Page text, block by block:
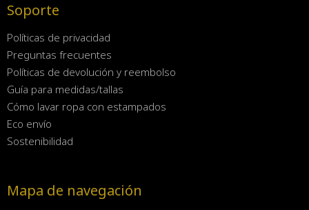
Soporte
Políticas de privacidad
Preguntas frecuentes
Políticas de devolución y reembolso
Guía para medidas/tallas
Cómo lavar ropa con estampados
Eco envío
Sostenibilidad
Mapa de navegación